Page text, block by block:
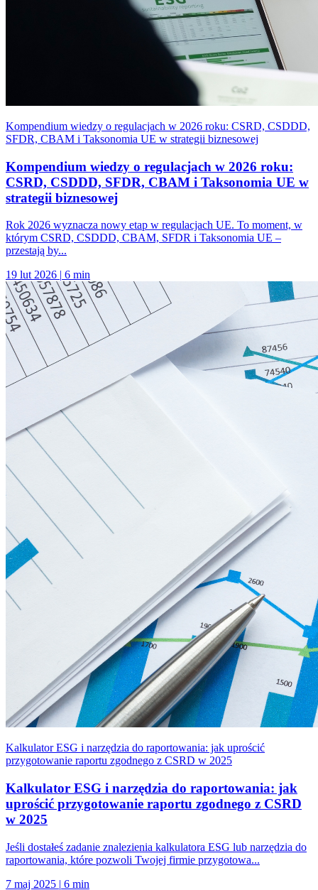
Kompendium wiedzy o regulacjach w 2026 roku: CSRD, CSDDD,
SFDR, CBAM i Taksonomia UE w strategii biznesowej
Kompendium wiedzy o regulacjach w 2026 roku:
CSRD, CSDDD, SFDR, CBAM i Taksonomia UE w
strategii biznesowej
Rok 2026 wyznacza nowy etap w regulacjach UE. To moment, w
którym CSRD, CSDDD, CBAM, SFDR i Taksonomia UE –
przestają by...
19 lut 2026 | 6 min
Kalkulator ESG i narzędzia do raportowania: jak uprościć
przygotowanie raportu zgodnego z CSRD w 2025
Kalkulator ESG i narzędzia do raportowania: jak
uprościć przygotowanie raportu zgodnego z CSRD
w 2025
Jeśli dostałeś zadanie znalezienia kalkulatora ESG lub narzędzia do
raportowania, które pozwoli Twojej firmie przygotowa...
7 maj 2025 | 6 min